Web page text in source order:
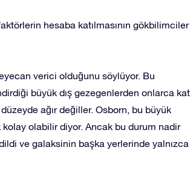
hesaba katılmasının gökbilimciler
verici olduğunu söylüyor. Bu
büyük dış gezegenlerden onlarca kat
ağır değiller. Osborn, bu büyük
kolay olabilir diyor. Ancak bu durum nadir
ve galaksinin başka yerlerinde yalnızca